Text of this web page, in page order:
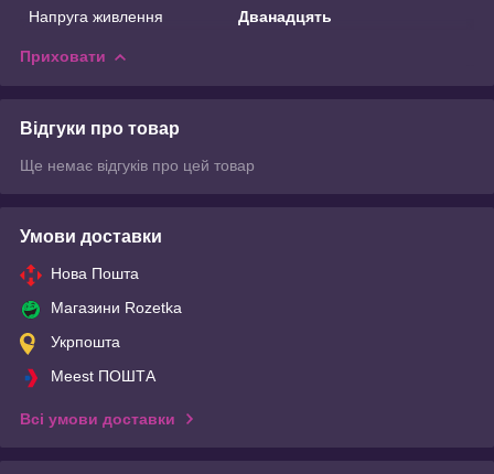
Напруга живлення Дванадцять
Приховати
Відгуки про товар
Ще немає відгуків про цей товар
Умови доставки
Нова Пошта
Магазини Rozetka
Укрпошта
Meest ПОШТА
Всі умови доставки